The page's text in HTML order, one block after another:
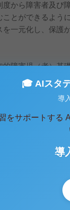
から障害者及び
とができるよう
一元化し、保護
障害児（者）基
あらわれ、日常
で、さらに「知
知的障害児
載・配布は著作権法
🎓 AIスタ
導
をサポートする
導